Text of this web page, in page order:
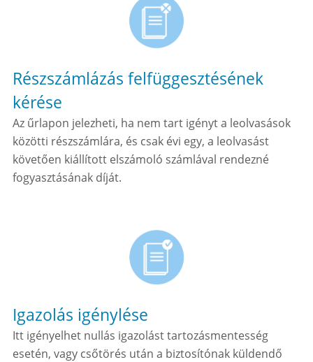
Részszámlázás felfüggesztésének
kérése
Az űrlapon jelezheti, ha nem tart igényt a leolvasások
közötti részszámlára, és csak évi egy, a leolvasást
követően kiállított elszámoló számlával rendezné
fogyasztásának díját.
Igazolás igénylése
Itt igényelhet nullás igazolást tartozásmentesség
esetén, vagy csőtörés után a biztosítónak küldendő